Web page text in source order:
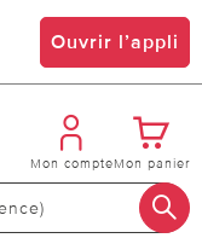
Ouvrir l’appli
Mon compteMon panier